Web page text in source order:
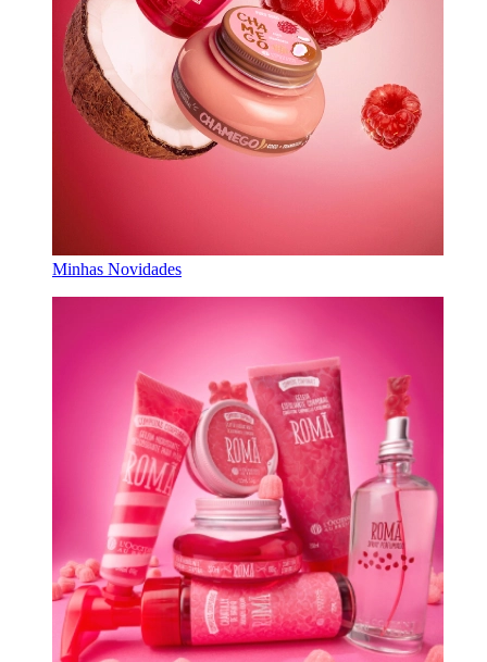
Minhas Novidades